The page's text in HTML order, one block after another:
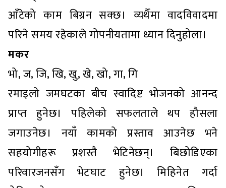
आँटेको काम बिग्रन सक्छ। व्यर्थैमा वादविवादमा
परिने समय रहेकाले गोपनीयतामा ध्यान दिनुहोला।
मकर
भो, ज, जि, खि, खु, खे, खो, गा, गि
रमाइलो जमघटका बीच स्वादिष्ट भोजनको आनन्द
प्राप्त हुनेछ। पहिलेको सफलताले थप हौसला
जगाउनेछ। नयाँ कामको प्रस्ताव आउनेछ भने
सहयोगीहरू प्रशस्तै भेटिनेछन्। बिछोडिएका
परिवारजनसँग भेटघाट हुनेछ। मिहिनेत गर्दा